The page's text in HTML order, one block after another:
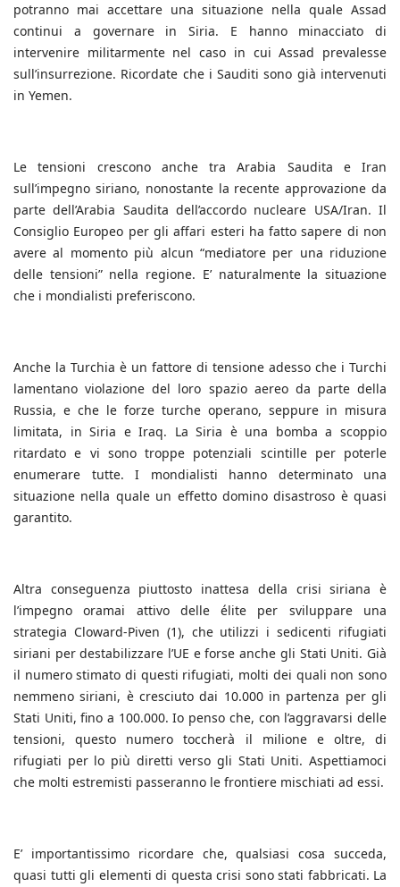
potranno mai accettare una situazione nella quale Assad
continui a governare in Siria. E hanno minacciato di
intervenire militarmente nel caso in cui Assad prevalesse
sull’insurrezione. Ricordate che i Sauditi sono già intervenuti
in Yemen.
Le tensioni crescono anche tra Arabia Saudita e Iran
sull’impegno siriano, nonostante la recente approvazione da
parte dell’Arabia Saudita dell’accordo nucleare USA/Iran. Il
Consiglio Europeo per gli affari esteri ha fatto sapere di non
avere al momento più alcun “mediatore per una riduzione
delle tensioni” nella regione. E’ naturalmente la situazione
che i mondialisti preferiscono.
Anche la Turchia è un fattore di tensione adesso che i Turchi
lamentano violazione del loro spazio aereo da parte della
Russia, e che le forze turche operano, seppure in misura
limitata, in Siria e Iraq. La Siria è una bomba a scoppio
ritardato e vi sono troppe potenziali scintille per poterle
enumerare tutte. I mondialisti hanno determinato una
situazione nella quale un effetto domino disastroso è quasi
garantito.
Altra conseguenza piuttosto inattesa della crisi siriana è
l’impegno oramai attivo delle élite per sviluppare una
strategia Cloward-Piven (1), che utilizzi i sedicenti rifugiati
siriani per destabilizzare l’UE e forse anche gli Stati Uniti. Già
il numero stimato di questi rifugiati, molti dei quali non sono
nemmeno siriani, è cresciuto dai 10.000 in partenza per gli
Stati Uniti, fino a 100.000. Io penso che, con l’aggravarsi delle
tensioni, questo numero toccherà il milione e oltre, di
rifugiati per lo più diretti verso gli Stati Uniti. Aspettiamoci
che molti estremisti passeranno le frontiere mischiati ad essi.
E’ importantissimo ricordare che, qualsiasi cosa succeda,
quasi tutti gli elementi di questa crisi sono stati fabbricati. La